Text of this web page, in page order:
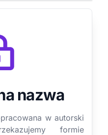
nazwa
w autorski
formie